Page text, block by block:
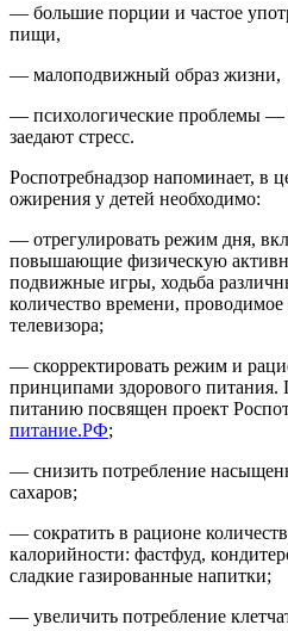
— большие порции и частое
пищи,
— малоподвижный образ жизни,
— психологические проблемы —
заедают стресс.
Роспотребнадзор напоминает, в
ожирения у детей необходимо:
— отрегулировать режим дня,
повышающие физическую
подвижные игры, ходьба
количество времени,
телевизора;
— скорректировать режим и
принципами здорового
питанию посвящен проект
питание.РФ;
— снизить потребление
сахаров;
— сократить в рационе
калорийности: фастфуд,
сладкие газированные напитки;
— увеличить потребление